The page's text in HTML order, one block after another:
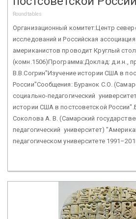
Roundtables
Организационный комитет:Центр
исследований и Российская
американистов проводит Круглый
(комн.1506)Программа:Доклад: д.и.н.,
В.В.Согрин"Изучение истории США в
России"Сообщения: Буранок С.О.
социально-педагогический
истории США в постсоветской
Соколова А. В. (Самарский
педагогический университет)
педагогическом университете